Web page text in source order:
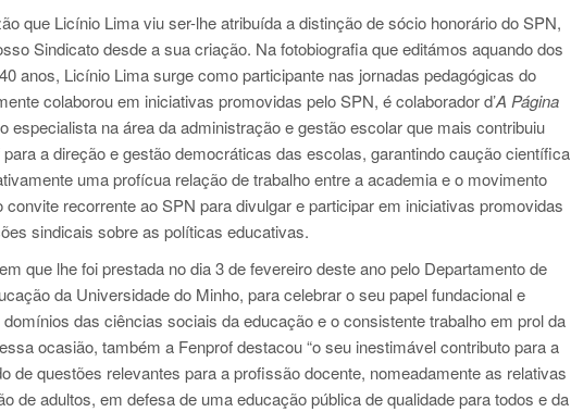
que Licínio Lima viu ser-lhe atribuída a distinção de sócio honorário do SPN,
Sindicato desde a sua criação. Na fotobiografia que editámos aquando dos
anos, Licínio Lima surge como participante nas jornadas pedagógicas do
colaborou em iniciativas promovidas pelo SPN, é colaborador d’A Página
especialista na área da administração e gestão escolar que mais contribuiu
a direção e gestão democráticas das escolas, garantindo caução científica
uma profícua relação de trabalho entre a academia e o movimento
recorrente ao SPN para divulgar e participar em iniciativas promovidas
sindicais sobre as políticas educativas.
que lhe foi prestada no dia 3 de fevereiro deste ano pelo Departamento de
da Universidade do Minho, para celebrar o seu papel fundacional e
das ciências sociais da educação e o consistente trabalho em prol da
ocasião, também a Fenprof destacou “o seu inestimável contributo para a
de questões relevantes para a profissão docente, nomeadamente as relativas
de adultos, em defesa de uma educação pública de qualidade para todos e da